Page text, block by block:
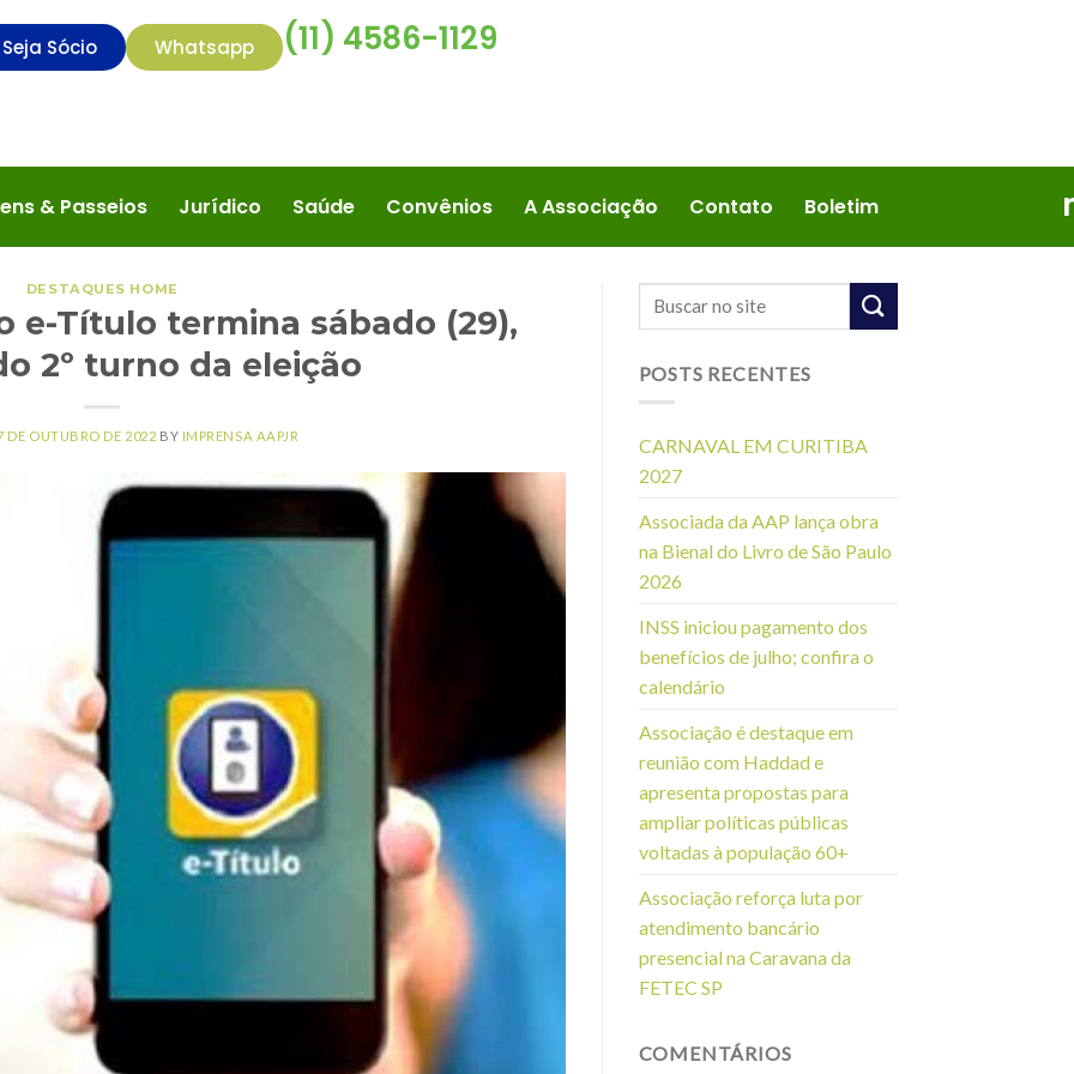
Seja Sócio Whatsapp (11) 4586-1129
& Passeios Jurídico Saúde Convênios A Associação Contato Boletim
DESTAQUES HOME
e-Título termina sábado (29),
2º turno da eleição
DE OUTUBRO DE 2022 BY IMPRENSA AAPJR
POSTS RECENTES
CARNAVAL EM CURITIBA
2027
Associada da AAP lança obra
na Bienal do Livro de São Paulo
2026
INSS iniciou pagamento dos
benefícios de julho; confira o
calendário
Associação é destaque em
reunião com Haddad e
apresenta propostas para
ampliar políticas públicas
voltadas à população 60+
Associação reforça luta por
atendimento bancário
presencial na Caravana da
FETEC SP
COMENTÁRIOS